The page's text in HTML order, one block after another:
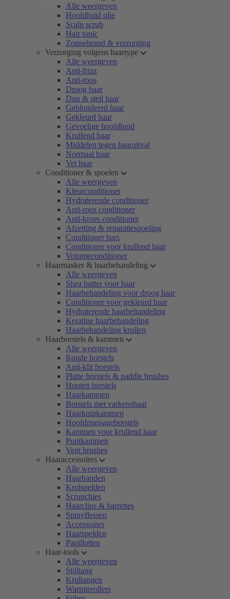
Alle weergeven
Hoofdhuid olie
Scalp scrub
Hair tonic
Zonnebrand & verzorging
Verzorging volgens haartype
Alle weergeven
Anti-frizz
Anti-roos
Droog haar
Dun & steil haar
Geblondeerd haar
Gekleurd haar
Gevoelige hoofdhuid
Krullend haar
Middelen tegen haaruitval
Normaal haar
Vet haar
Conditioner & spoelen
Alle weergeven
Kleurconditioner
Hydraterende conditioner
Anti-roos conditioner
Anti-kroes conditioner
Afzetting & reparatiespoeling
Conditioner bars
Conditioner voor krullend haar
Volumeconditioner
Haarmasker & haarbehandeling
Alle weergeven
Shea butter voor haar
Haarbehandeling voor droog haar
Conditioner voor gekleurd haar
Hydraterende haarbehandeling
Keratine haarbehandeling
Haarbehandeling krullen
Haarborstels & kammen
Alle weergeven
Ronde borstels
Anti-klit borstels
Platte borstels & paddle brushes
Houten borstels
Haarkammen
Borstels met varkenshaar
Haarknipkammen
Hoofdmassageborstels
Kammen voor krullend haar
Puntkammen
Vent brushes
Haaraccessoires
Alle weergeven
Haarbanden
Krulspelden
Scrunchies
Haarclips & barrettes
Sprayflessen
Accessoires
Haarspelden
Papillotten
Haar-tools
Alle weergeven
Stijltang
Krultangen
Warmterollers